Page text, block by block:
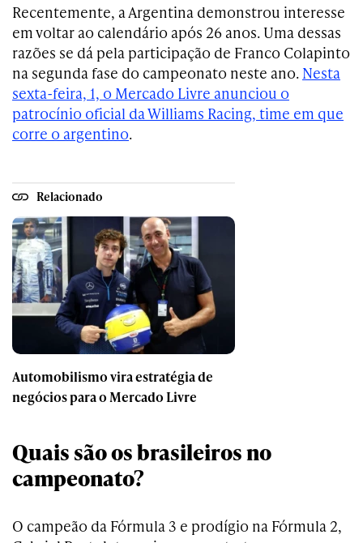
Recentemente, a Argentina demonstrou interesse
em voltar ao calendário após 26 anos. Uma dessas
razões se dá pela participação de Franco Colapinto
na segunda fase do campeonato neste ano. Nesta
sexta-feira, 1, o Mercado Livre anunciou o
patrocínio oficial da Williams Racing, time em que
corre o argentino.
Relacionado
Automobilismo vira estratégia de
negócios para o Mercado Livre
Quais são os brasileiros no
campeonato?
O campeão da Fórmula 3 e prodígio na Fórmula 2,